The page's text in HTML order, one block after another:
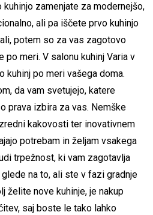
zamenjate za modernejšo,
ali pa iščete prvo kuhinjo
potem so za vas zagotovo
po meri. V salonu kuhinj Varia v
kuhinj po meri vašega doma.
da vam svetujejo, katere
prava izbira za vas. Nemške
kakovosti ter inovativnem
potrebam in željam vsakega
trpežnost, ki vam zagotavlja
na to, ali ste v fazi gradnje
želite nove kuhinje, je nakup
saj boste le tako lahko